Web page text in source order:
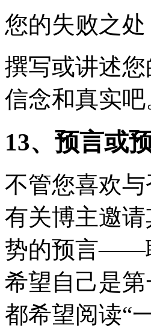
您的失败之处
撰写或讲述
信念和真实
13、预言或
不管您喜欢
有关博主邀
势的预言——
希望自己是
都希望阅读“